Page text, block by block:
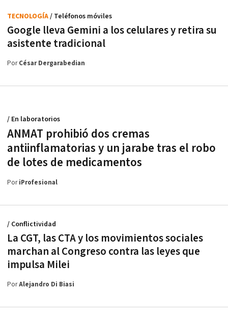
Google lleva Gemini a los celulares y retira su
asistente tradicional
TECNOLOGÍA/ Teléfonos móviles
PorCésar Dergarabedian
ANMAT prohibió dos cremas
antiinflamatorias y un jarabe tras el robo
de lotes de medicamentos
/ En laboratorios
PoriProfesional
La CGT, las CTA y los movimientos sociales
marchan al Congreso contra las leyes que
impulsa Milei
/ Conflictividad
PorAlejandro Di Biasi